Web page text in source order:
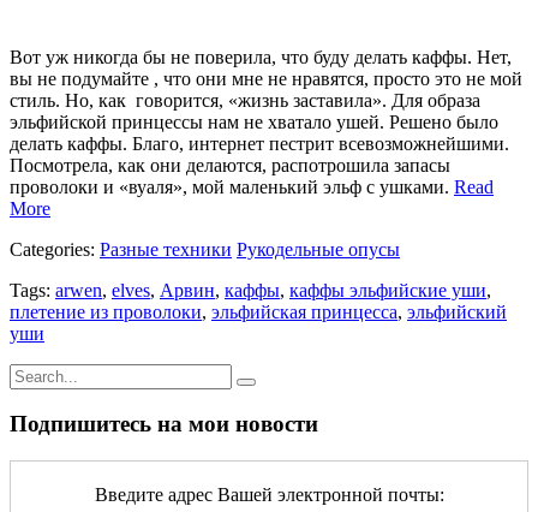
Вот уж никогда бы не поверила, что буду делать каффы. Нет,
вы не подумайте , что они мне не нравятся, просто это не мой
стиль. Но, как говорится, «жизнь заставила». Для образа
эльфийской принцессы нам не хватало ушей. Решено было
делать каффы. Благо, интернет пестрит всевозможнейшими.
Посмотрела, как они делаются, распотрошила запасы
проволоки и «вуаля», мой маленький эльф с ушками. Read
More
Categories: Разные техники Рукодельные опусы
Tags: arwen, elves, Арвин, каффы, каффы эльфийские уши,
плетение из проволоки, эльфийская принцесса, эльфийский
уши
Подпишитесь на мои новости
Введите адрес Вашей электронной почты: